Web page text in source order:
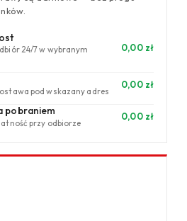
24/7 w wybranym
0,00 zł
pod wskazany adres
0,00 zł
pobraniem
przy odbiorze
0,00 zł